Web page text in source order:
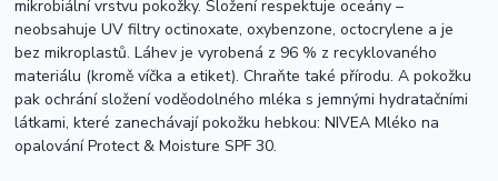
mikrobiální vrstvu pokožky. Složení respektuje oceány –
neobsahuje UV filtry octinoxate, oxybenzone, octocrylene a je
bez mikroplastů. Láhev je vyrobená z 96 % z recyklovaného
materiálu (kromě víčka a etiket). Chraňte také přírodu. A pokožku
pak ochrání složení voděodolného mléka s jemnýmihydratačními
látkami, které zanechávají pokožku hebkou:NIVEA Mléko na
opalováníProtect& Moisture SPF 30.